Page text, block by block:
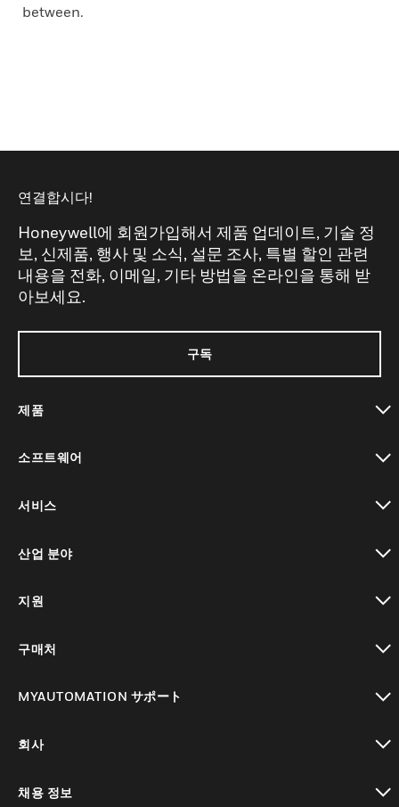
between.
연결합시다!
Honeywell에 회원가입해서 제품 업데이트, 기술 정
보, 신제품, 행사 및 소식, 설문 조사, 특별 할인 관련
내용을 전화, 이메일, 기타 방법을 온라인을 통해 받
아보세요.
구독
제품
소프트웨어
서비스
산업 분야
지원
구매처
MYAUTOMATION サポート
회사
채용 정보